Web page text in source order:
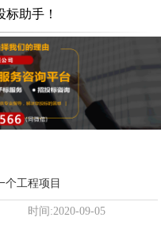
标助手！
个工程项目
时间:2020-09-05